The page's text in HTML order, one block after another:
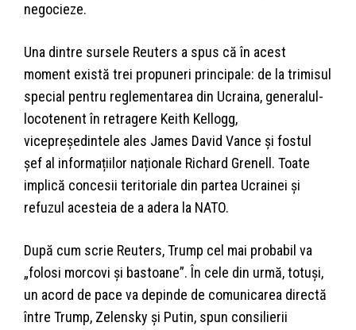
negocieze.
Una dintre sursele Reuters a spus că în acest
moment există trei propuneri principale: de la trimisul
special pentru reglementarea din Ucraina, generalul-
locotenent în retragere Keith Kellogg,
vicepreședintele ales James David Vance și fostul
șef al informațiilor naționale Richard Grenell. Toate
implică concesii teritoriale din partea Ucrainei și
refuzul acesteia de a adera la NATO.
După cum scrie Reuters, Trump cel mai probabil va
„folosi morcovi și bastoane”. În cele din urmă, totuși,
un acord de pace va depinde de comunicarea directă
între Trump, Zelensky și Putin, spun consilierii